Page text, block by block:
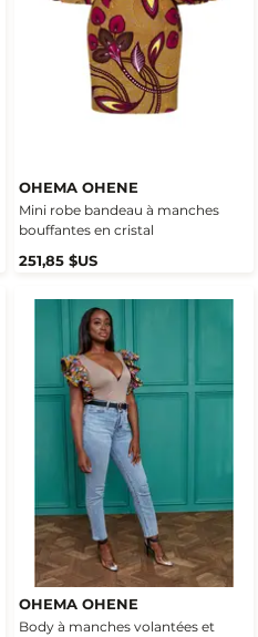
OHEMA OHENE
Mini robe bandeau à manches
bouffantes en cristal
251,85 $US
OHEMA OHENE
Body à manches volantées et